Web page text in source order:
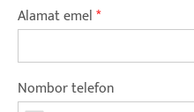
Alamat emel*
Nombor telefon